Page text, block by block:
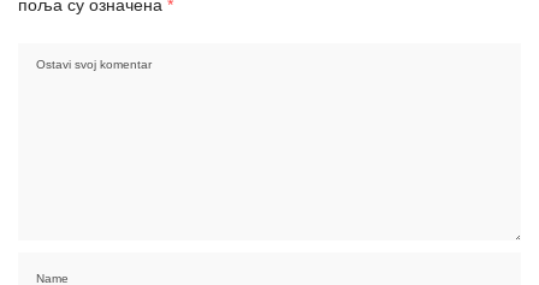
поља су означена *